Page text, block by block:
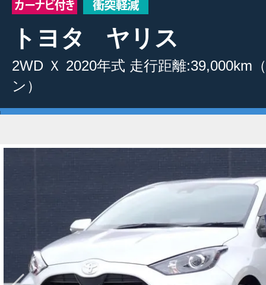
トヨタ ヤリス
2WD Ｘ 2020年式 走行距離:39,000km
ン）